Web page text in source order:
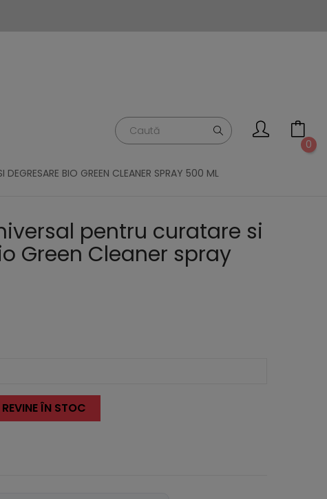
0
DEGRESARE BIO GREEN CLEANER SPRAY 500 ML
pentru curatare si
Green Cleaner spray
ÎN STOC